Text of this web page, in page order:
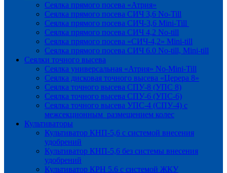
Сеялка прямого посева «Атрия»
Сеялка прямого посева СИЧ 3,6 No-Till
Сеялка прямого посева СИЧ-3,6 Mini-Till
Сеялка прямого посева СИЧ 4,2 No-till
Сеялка прямого посева «СИЧ-4,2» Mini-till
Сеялка прямого посева СИЧ 6.0 No-till, Mini-till
Сеялки точного высева
Сеялка универсальная «Атрия» No-Mini-Till
Сеялка дисковая точного высева «Церера 8»
Сеялка точного высева СПУ-8 (УПС 8)
Сеялка точного высева СПУ-6 (УПС-6)
Сеялка точного высева УПС-4 (СПУ-4) с
межсекционным размещением колес
Культиваторы
Культиватор КНП-5,6 с системой внесения
удобрений
Культиватор КНП-5,6 без системы внесения
удобрений
Культиватор КРН 5.6 с системой ЖКУ